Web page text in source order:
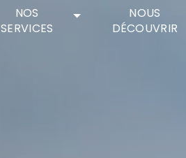
NOS
SERVICES
NOUS
DÉCOUVRIR